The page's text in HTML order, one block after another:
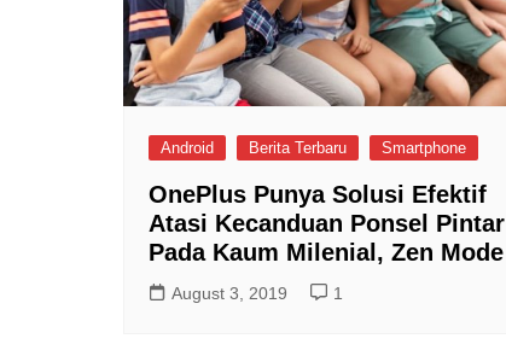
Android Berita Terbaru Smartphone
OnePlus Punya Solusi Efektif
Atasi Kecanduan Ponsel Pintar
Pada Kaum Milenial, Zen Mode
August 3, 2019 1